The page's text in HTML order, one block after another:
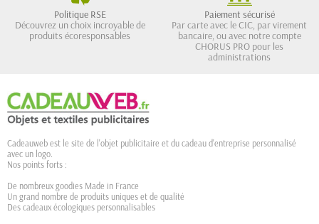
Politique RSE
Découvrez un choix incroyable de
produits écoresponsables
Paiement sécurisé
Par carte avec le CIC, par virement
bancaire, ou avec notre compte
CHORUS PRO pour les
administrations
Cadeauweb est le site de l'objet publicitaire et du cadeau d'entreprise personnalisé
avec un logo.
Nos points forts :
De nombreux goodies Made in France
Un grand nombre de produits uniques et de qualité
Des cadeaux écologiques personnalisables